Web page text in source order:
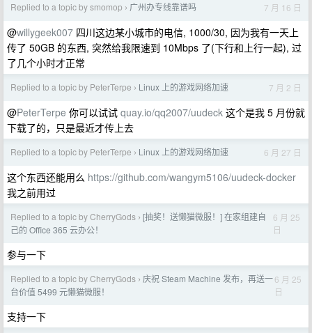
Replied to a topic by smomop › 广州办专线靠谱吗 7 月 16 日
@willygeek007 四川这边某小城市的电信, 1000/30, 因为我有一天上
传了 50GB 的东西, 突然给我限速到 10Mbps 了(下行和上行一起), 过
了几个小时才正常
Replied to a topic by PeterTerpe › Linux 上的游戏网络加速 7 月 2 日
@PeterTerpe 你可以试试 quay.io/qq2007/uudeck 这个是我 5 月份就
下载了的，只是最近才传上去
Replied to a topic by PeterTerpe › Linux 上的游戏网络加速 6 月 27 日
这个东西还能用么 https://github.com/wangym5106/uudeck-docker
我之前用过
Replied to a topic by CherryGods › [抽奖！送懒猫微服！] 在家组建自
己的 Office 365 云办公！
6 月 25
日
参与一下
Replied to a topic by CherryGods › 庆祝 Steam Machine 发布，再送一
台价值 5499 元懒猫微服！
6 月 25
日
支持一下